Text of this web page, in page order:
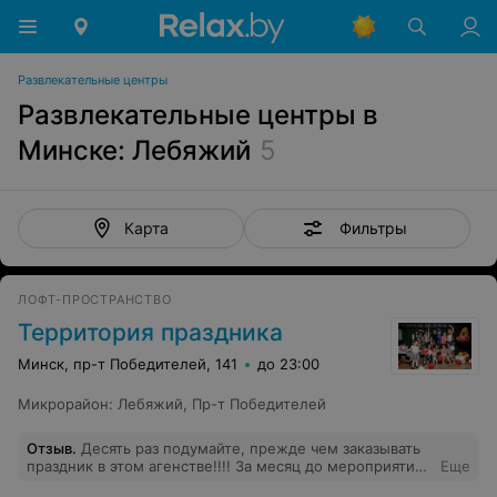
Развлекательные центры
Развлекательные центры в
Минске: Лебяжий 5
Карта Фильтры
ЛОФТ-ПРОСТРАНСТВО
Территория праздника
Минск, пр-т Победителей, 141 до 23:00
Микрорайон: Лебяжий Пр-т Победителей
Отзыв. Десять раз подумайте, прежде чем заказывать
праздник в этом агенстве!!!! За месяц до мероприятия
Еще